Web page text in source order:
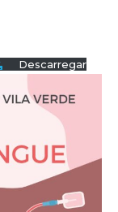
Descarregar